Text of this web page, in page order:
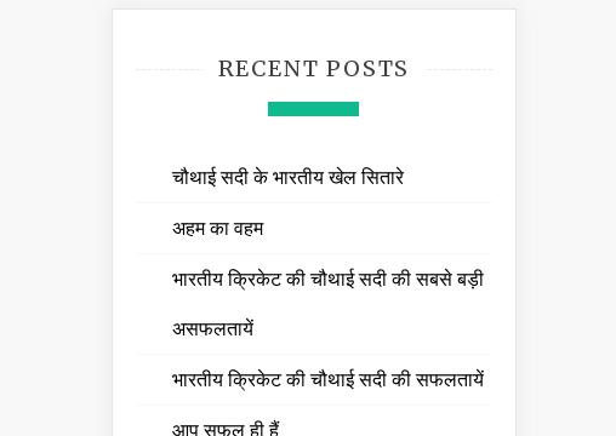
RECENT POSTS
चौथाई सदी के भारतीय खेल सितारे
अहम का वहम
भारतीय क्रिकेट की चौथाई सदी की सबसे बड़ी
असफलतायें
भारतीय क्रिकेट की चौथाई सदी की सफलतायें
आप सफल ही हैं